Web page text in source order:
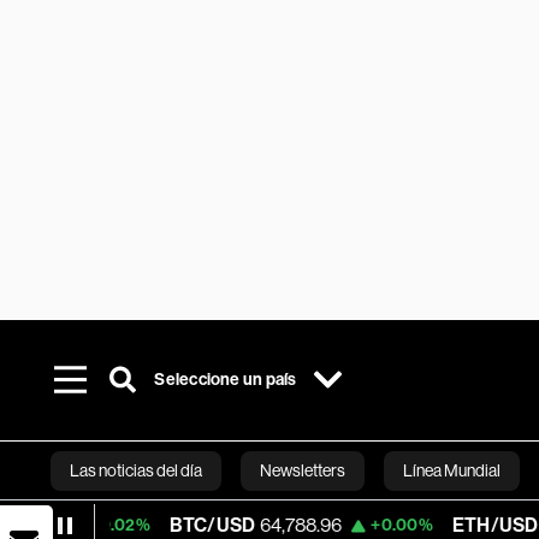
Seleccione un país
Las noticias del día Newsletters Línea Mundial
Bloomberg
BTC/USD 64,788.96 +0.00% ETH/USD 1,912.123